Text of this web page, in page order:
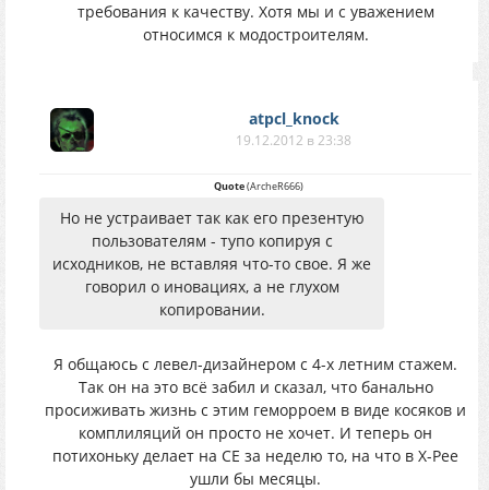
требования к качеству. Хотя мы и с уважением
относимся к модостроителям.
atpcl_knock
19.12.2012 в 23:38
Quote(ArcheR666)
Но не устраивает так как его презентую
пользователям - тупо копируя с
исходников, не вставляя что-то свое. Я же
говорил о иновациях, а не глухом
копировании.
Я общаюсь с левел-дизайнером с 4-х летним стажем.
Так он на это всё забил и сказал, что банально
просиживать жизнь с этим геморроем в виде косяков и
комплиляций он просто не хочет. И теперь он
потихоньку делает на СЕ за неделю то, на что в Х-Рее
ушли бы месяцы.